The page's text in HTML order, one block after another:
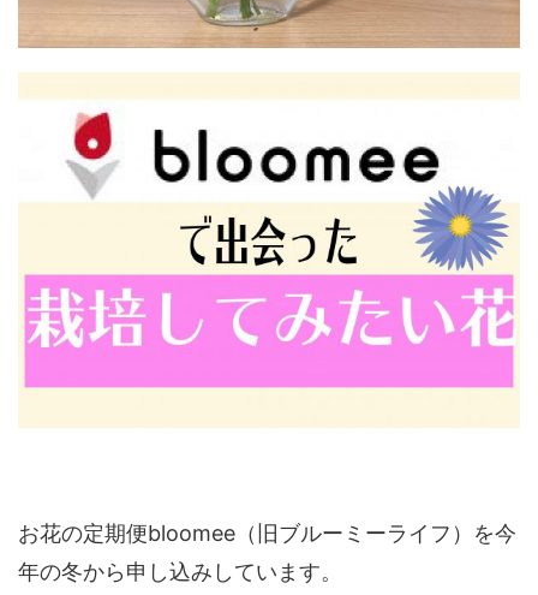
お花の定期便bloomee（旧ブルーミーライフ）を今
年の冬から申し込みしています。